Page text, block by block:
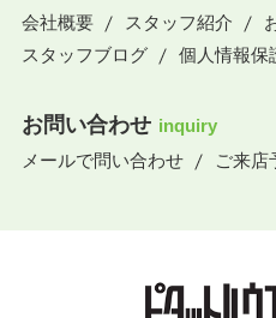
会社概要
スタッフ紹介
スタッフブログ
個人情報保
お問い合わせ inquiry
メールで問い合わせ
ご来店